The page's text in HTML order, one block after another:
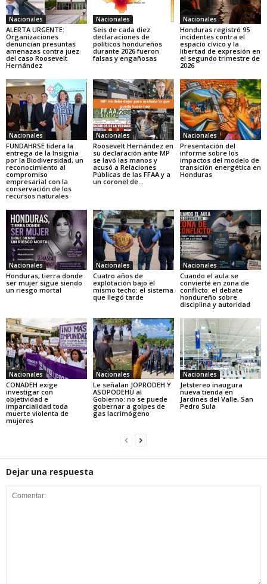
Nacionales
ALERTA URGENTE:
Organizaciones
denuncian presuntas
amenazas contra juez
del caso Roosevelt
Hernández
Nacionales
Seis de cada diez
declaraciones de
políticos hondureños
durante 2026 fueron
falsas y engañosas
Nacionales
Honduras registró 95
incidentes contra el
espacio cívico y la
libertad de expresión en
el segundo trimestre de
2026
Nacionales
FUNDAHRSE lidera la
entrega de la Insignia
por la Biodiversidad, un
reconocimiento al
compromiso
empresarial con la
conservación de los
recursos naturales
Nacionales
Roosevelt Hernández en
su declaración ante MP
se lavó las manos y
acusó a Relaciones
Públicas de las FFAA y a
un coronel de...
Nacionales
Presentación del
informe sobre los
impactos del modelo de
transición energética en
Honduras
Nacionales
Honduras, tierra donde
ser mujer sigue siendo
un riesgo mortal
Nacionales
Cuatro años de
explotación bajo el
mismo techo: el sistema
que llegó tarde
Nacionales
Cuando el aula se
convierte en zona de
conflicto: el debate
hondureño sobre
disciplina y autoridad
Nacionales
CONADEH exige
investigar con
objetividad e
imparcialidad toda
muerte violenta de
mujeres
Nacionales
Le señalan JOPRODEH Y
ASOPODEHU al
Gobierno: no se puede
gobernar a golpes de
gas lacrimógeno
Nacionales
Jetstereo inaugura
nueva tienda en
Jardines del Valle, San
Pedro Sula
Dejar una respuesta